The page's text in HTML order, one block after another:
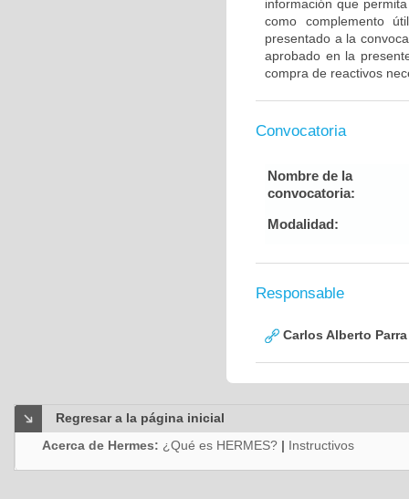
información que
como complemento
presentado a la
aprobado en la
compra de reactivos
Convocatoria
Nombre de la
convocatoria:
Modalidad:
Responsable
Carlos Alberto
Regresar a la página inicial
Acerca de Hermes: ¿Qué es HERMES? | Instructivos